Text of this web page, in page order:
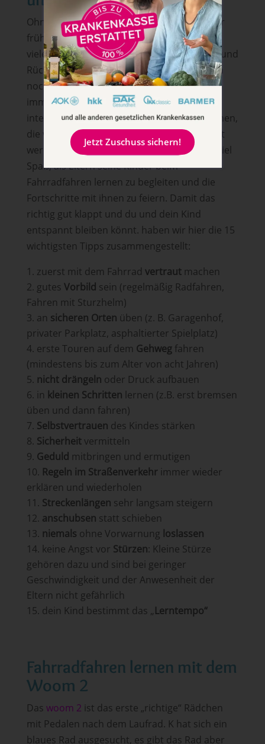
Ohne Aufsicht Fahrradfahren können Kinder
frühestens im Grundschulalter. Vorher sind
viele Fähigkeiten, wie die zur Konzentration und
Rücksichtnahme im Straßenverkehr, einfach
noch nicht genügend ausgeprägt. Es kann
immer etwas passieren, das ablenkt,
interessanter ist oder eine Situation entstehen,
die von den Kindern noch nicht eingeschätzt
werden kann. Aber es macht sowieso sehr viel
Spaß, als Eltern seine Kinder beim
Fahrradfahren lernen zu begleiten und die
Fortschritte mit ihnen zu feiern. Damit das
richtig gut klappt und du und dein Kind
entspannt bleiben könnt. haben wir hier die 15
wichtigsten Tipps zusammengestellt:
zuerst mit dem Fahrrad vertrautmachen
gutes Vorbild sein (regelmäßig Radfahren,
Fahren mit Sturzhelm)
an sicheren Orten üben (z. B. Garagenhof,
privater Parkplatz, asphaltierter Spielplatz)
erste Touren auf dem Gehwegfahren
(mindestens bis zum Alter von acht Jahren)
nicht drängeln oder Druck aufbauen
in kleinen Schritten lernen (z.B. erst bremsen
üben und dann fahren)
Selbstvertrauen des Kindes stärken
Sicherheitvermitteln
Geduld mitbringen und ermutigen
Regeln im Straßenverkehrimmer wieder
erklären und wiederholen
Streckenlängen sehr langsam steigern
anschubsen statt schieben
niemals ohne Vorwarnung loslassen
keine Angst vor Stürzen: Kleine Stürze
gehören dazu und sind bei geringer
Geschwindigkeit und der Anwesenheit der
Eltern nicht gefährlich
dein Kind bestimmt das „Lerntempo“
Fahrradfahren lernen mit dem
Woom 2
Das woom 2 ist das erste „richtige“ Rädchen
mit Pedalen nach dem Laufrad. K hat sich ein
blaues Rad ausgesucht, es gibt das Rad aber
Jetzt Zuschuss sichern!